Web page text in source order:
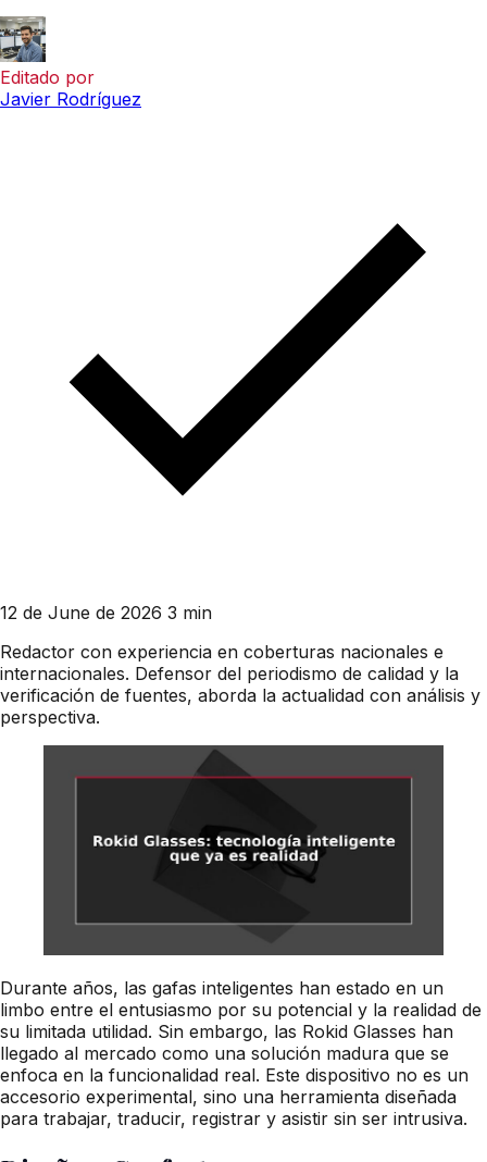
Editado por
Javier Rodríguez
12 de June de 2026 3 min
Redactor con experiencia en coberturas nacionales e
internacionales. Defensor del periodismo de calidad y la
verificación de fuentes, aborda la actualidad con análisis y
perspectiva.
Durante años, las gafas inteligentes han estado en un
limbo entre el entusiasmo por su potencial y la realidad de
su limitada utilidad. Sin embargo, las Rokid Glasses han
llegado al mercado como una solución madura que se
enfoca en la funcionalidad real. Este dispositivo no es un
accesorio experimental, sino una herramienta diseñada
para trabajar, traducir, registrar y asistir sin ser intrusiva.